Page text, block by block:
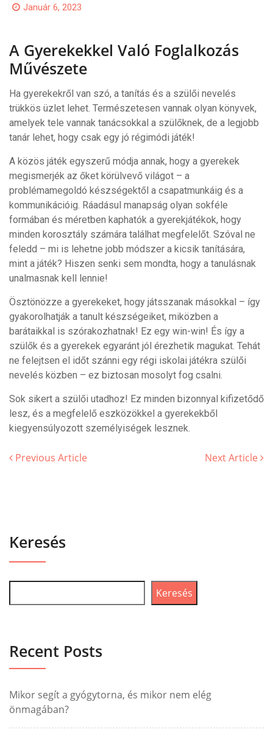
Való
Január 6, 2023
A Gyerekekkel Való Foglalkozás
Művészete
Ha gyerekekről van szó, a tanítás és a szülői nevelés
trükkös üzlet lehet. Természetesen vannak olyan könyvek,
amelyek tele vannak tanácsokkal a szülőknek, de a legjobb
tanár lehet, hogy csak egy jó régimódi játék!
A közös játék egyszerű módja annak, hogy a gyerekek
megismerjék az őket körülvevő világot – a
problémamegoldó készségektől a csapatmunkáig és a
kommunikációig. Ráadásul manapság olyan sokféle
formában és méretben kaphatók a gyerekjátékok, hogy
minden korosztály számára találhat megfelelőt. Szóval ne
feledd – mi is lehetne jobb módszer a kicsik tanítására,
mint a játék? Hiszen senki sem mondta, hogy a tanulásnak
unalmasnak kell lennie!
Ösztönözze a gyerekeket, hogy játsszanak másokkal – így
gyakorolhatják a tanult készségeiket, miközben a
barátaikkal is szórakozhatnak! Ez egy win-win! És így a
szülők és a gyerekek egyaránt jól érezhetik magukat. Tehát
ne felejtsen el időt szánni egy régi iskolai játékra szülői
nevelés közben – ez biztosan mosolyt fog csalni.
Sok sikert a szülői utadhoz! Ez minden bizonnyal kifizetődő
lesz, és a megfelelő eszközökkel a gyerekekből
kiegyensúlyozott személyiségek lesznek.
Previous Article Next Article
Keresés
Keresés
Recent Posts
Mikor segít a gyógytorna, és mikor nem elég
önmagában?